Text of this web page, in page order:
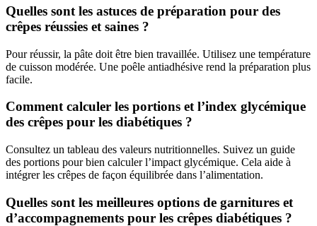
Quelles sont les astuces de préparation pour des
crêpes réussies et saines ?
Pour réussir, la pâte doit être bien travaillée. Utilisez une température
de cuisson modérée. Une poêle antiadhésive rend la préparation plus
facile.
Comment calculer les portions et l’index glycémique
des crêpes pour les diabétiques ?
Consultez un tableau des valeurs nutritionnelles. Suivez un guide
des portions pour bien calculer l’impact glycémique. Cela aide à
intégrer les crêpes de façon équilibrée dans l’alimentation.
Quelles sont les meilleures options de garnitures et
d’accompagnements pour les crêpes diabétiques ?